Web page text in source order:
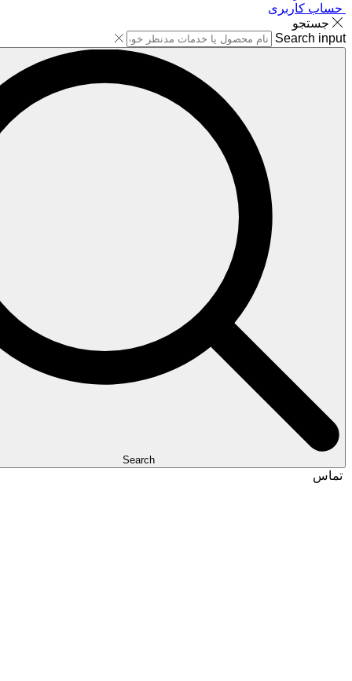
حساب کاربری
جستجو
Search input
Search
تماس